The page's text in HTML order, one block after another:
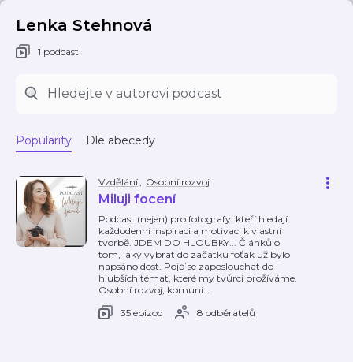
Lenka Stehnová
1 podcast
Popularity Dle abecedy
Vzdělání, Osobní rozvoj
Miluji focení
Podcast (nejen) pro fotografy, kteří hledají
každodenní inspiraci a motivaci k vlastní
tvorbě. JDEM DO HLOUBKY... Článků o
tom, jaký vybrat do začátku foťák už bylo
napsáno dost. Pojď se zaposlouchat do
hlubších témat, které my tvůrci prožíváme.
Osobní rozvoj, komuni…
35 epizod
8 odběratelů